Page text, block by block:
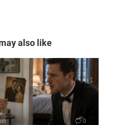
also like
0